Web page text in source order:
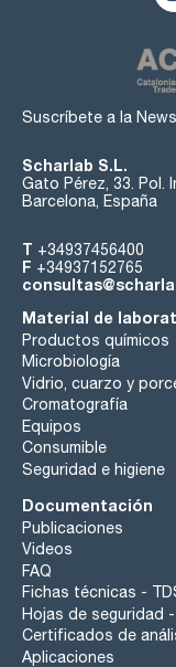
Suscríbete a la
Scharlab S.L.
Gato Pérez, 33. Pol.
Barcelona, España
T +34937456400
F +34937152765
Material de
Productos químicos
Microbiología
Vidrio, cuarzo y
Cromatografía
Equipos
Consumible
Seguridad e higiene
Documentación
Publicaciones
Videos
FAQ
Fichas técnicas -
Hojas de seguridad
Certificados de
Aplicaciones